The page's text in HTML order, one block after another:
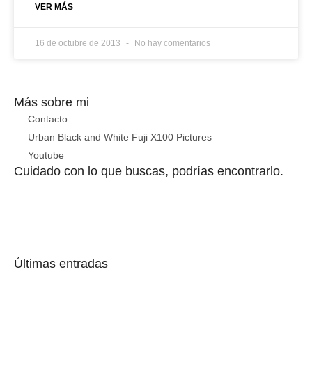
VER MÁS
16 de octubre de 2013 No hay comentarios
Más sobre mi
Contacto
Urban Black and White Fuji X100 Pictures
Youtube
Cuidado con lo que buscas, podrías encontrarlo.
Últimas entradas